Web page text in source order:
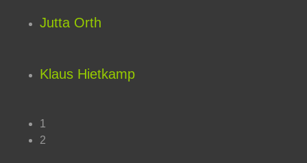
Jutta Orth
Klaus Hietkamp
1
2